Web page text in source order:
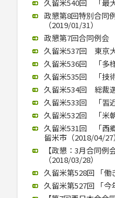
久留米540回 「最
政懇第8回特別合同
（2019/01/31）
政懇第7回合同例会
久留米537回 東京
久留米536回 「多
久留米535回 「技
久留米534回 総裁
久留米533回 「習
久留米532回 「米
久留米531回 「西
留米市（2018/04/27）
【政懇：3月合同
（2018/03/28）
久留米第528回 「
久留米第527回 「